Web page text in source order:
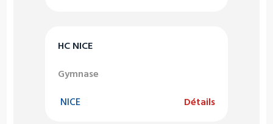
HC NICE
Gymnase
NICE Détails